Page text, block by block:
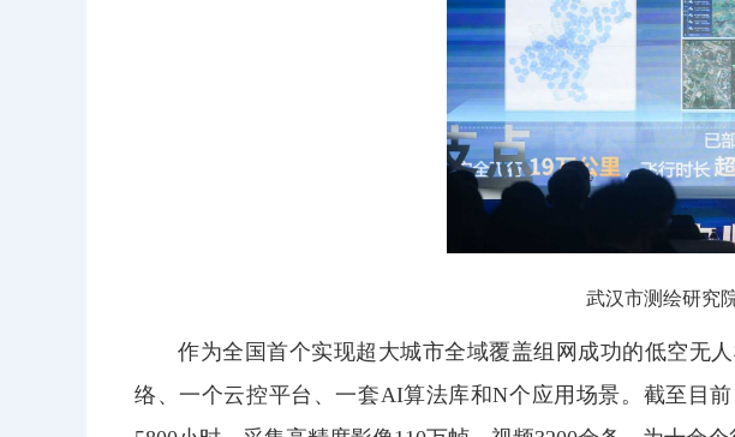
武汉市测绘研究
作为全国首个实现超大城市全域覆盖组网成功的低空无
络、一个云控平台、一套AI算法库和N个应用场景。截至目